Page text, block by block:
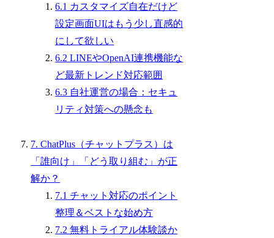
6.1 カスタマイズ自在だけど
設定画面UIはもう少し直感的
にして欲しい
6.2 LINEやOpenAI連携機能な
ど最新トレンド対応範囲
6.3 自社運営の場合：セキュ
リティ対策への懸念も
7. ChatPlus（チャットプラス）は
「誰向け」「どう取り組む」が正
解か？
7.1 チャット対応のポイント
整理＆ベストな始め方
7.2 無料トライアル体験談か